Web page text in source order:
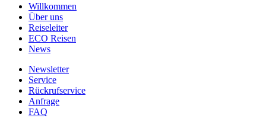
Willkommen
Über uns
Reiseleiter
ECO Reisen
News
Newsletter
Service
Rückrufservice
Anfrage
FAQ